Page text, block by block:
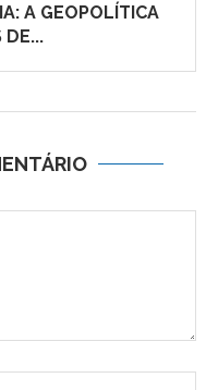
A GEOPOLÍTICA
DE...